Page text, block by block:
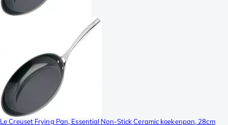
Le Creuset Frying Pan, Essential Non-Stick Ceramic koekenpan, 28cm